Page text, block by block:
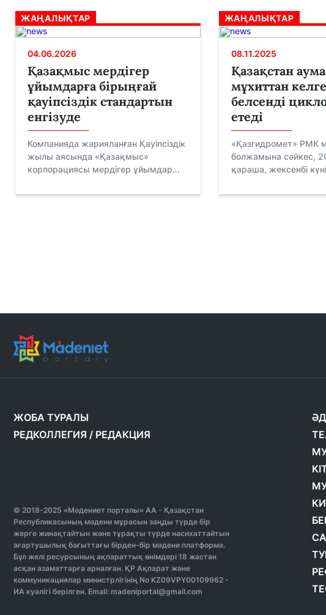
ЖАҢАЛЫҚТАР
04.06.2026
Қазақмыс мердігер
ұйымдарға бірыңғай
қауіпсіздік стандартын
енгізуде
Компанияда жарияланған Қауіпсіздік
жылы аясында «Қазақмыс»
корпорациясы мердігер ұйымдар...
ЖАҢАЛЫҚТАР
08.11.2025
Қазақстан
мұхиттан
белсенді
етеді
«Қазгидромет» РМК
болжамына сәйкес,
қараша, жексенбі
ЖОБА ТУРАЛЫ
РЕДКОЛЛЕГИЯ / РЕДАКЦИЯ
© 2018-2025 «Мәдениет порталы» АА - Қазақстан
Республикасының мәдени мұрасын заңды түрде бір
жерге жинақтайтын және тұрақты түрде насихаттайтын
ағартушылық бағыттағы бірден-бір мәдени платформа.
Бұл желі ресурсының ақпараттық өнімдері 18 жастан
асқан азаматтарға арналған. ҚР Ақпарат және
коммуникациялар министрлігінің No KZ09VPY00109962 -
ИА куәлігі берілген. Email: madeniportal@gmail.com